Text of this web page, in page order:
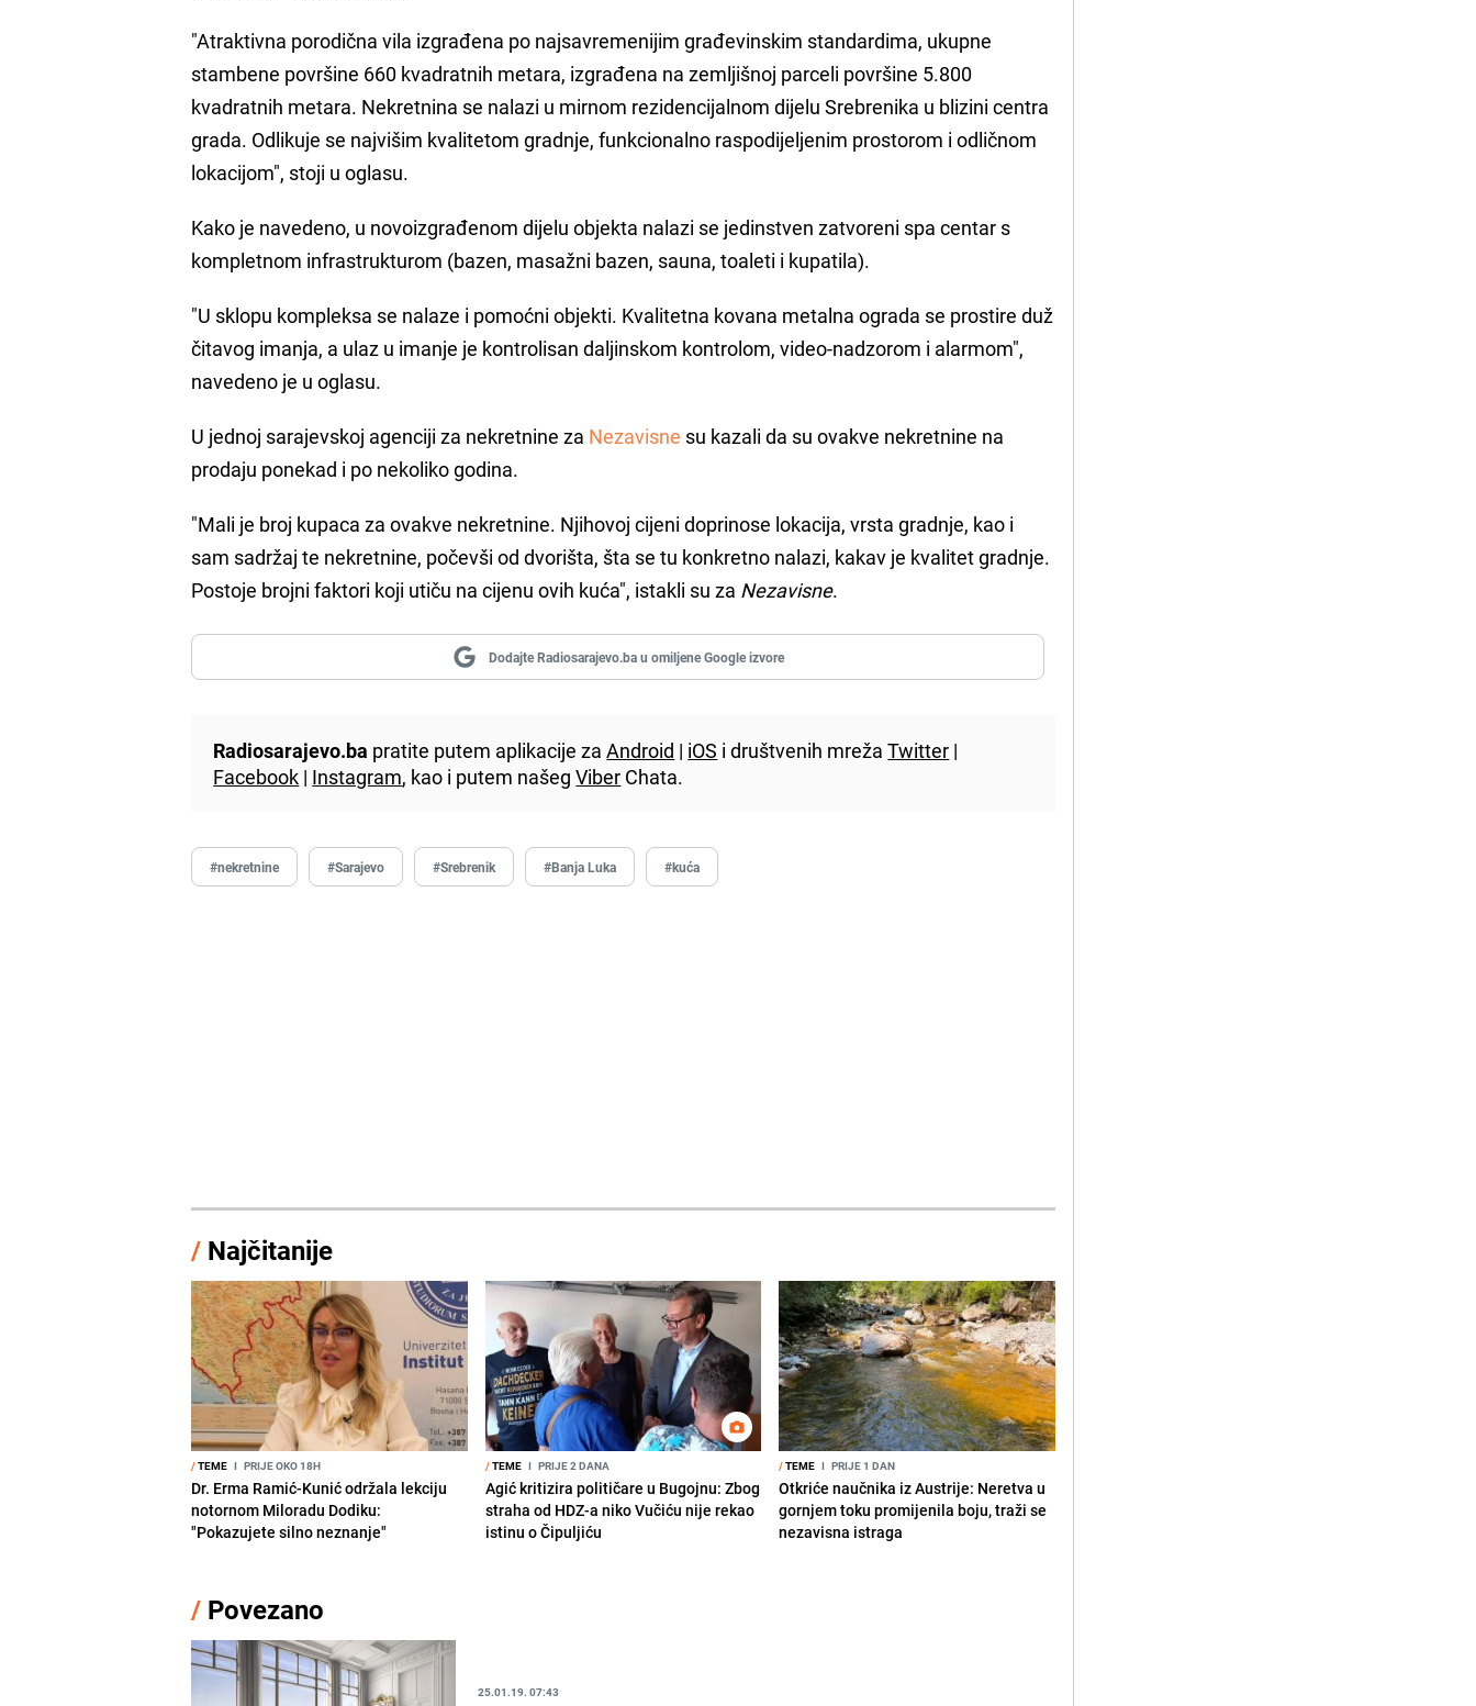
"Atraktivna porodična vila izgrađena po najsavremenijim građevinskim standardima, ukupne
stambene površine 660 kvadratnih metara, izgrađena na zemljišnoj parceli površine 5.800
kvadratnih metara. Nekretnina se nalazi u mirnom rezidencijalnom dijelu Srebrenika u blizini centra
grada. Odlikuje se najvišim kvalitetom gradnje, funkcionalno raspodijeljenim prostorom i odličnom
lokacijom", stoji u oglasu.
Kako je navedeno, u novoizgrađenom dijelu objekta nalazi se jedinstven zatvoreni spa centar s
kompletnom infrastrukturom (bazen, masažni bazen, sauna, toaleti i kupatila).
"U sklopu kompleksa se nalaze i pomoćni objekti. Kvalitetna kovana metalna ograda se prostire duž
čitavog imanja, a ulaz u imanje je kontrolisan daljinskom kontrolom, video-nadzorom i alarmom",
navedeno je u oglasu.
U jednoj sarajevskoj agenciji za nekretnine za Nezavisne su kazali da su ovakve nekretnine na
prodaju ponekad i po nekoliko godina.
"Mali je broj kupaca za ovakve nekretnine. Njihovoj cijeni doprinose lokacija, vrsta gradnje, kao i
sam sadržaj te nekretnine, počevši od dvorišta, šta se tu konkretno nalazi, kakav je kvalitet gradnje.
Postoje brojni faktori koji utiču na cijenu ovih kuća", istakli su za Nezavisne.
Dodajte Radiosarajevo.ba u omiljene Google izvore
Radiosarajevo.ba pratite putem aplikacije zaAndroid | iOS i društvenih mrežaTwitter |
Facebook | Instagram, kao i putem našegViber Chata.
#nekretnine #Sarajevo #Srebrenik #Banja Luka #kuća
/ Najčitanije
/TEME I PRIJE OKO 18H
Dr. Erma Ramić-Kunić održala lekciju
notornom Miloradu Dodiku:
"Pokazujete silno neznanje"
/TEME I PRIJE 2 DANA
Agić kritizira političare u Bugojnu: Zbog
straha od HDZ-a niko Vučiću nije rekao
istinu o Čipuljiću
/TEME I PRIJE 1 DAN
Otkriće naučnika iz Austrije: Neretva u
gornjem toku promijenila boju, traži se
nezavisna istraga
/ Povezano
25.01.19. 07:43